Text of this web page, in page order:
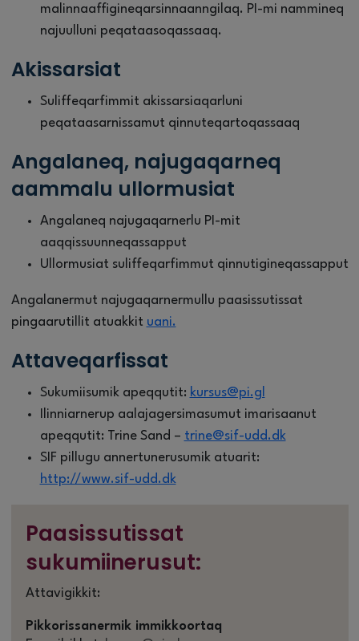
malinnaaffigineqarsinnaanngilaq. PI-mi nammineq
najuulluni peqataasoqassaaq.
Akissarsiat
Suliffeqarfimmit akissarsiaqarluni
peqataasarnissamut qinnuteqartoqassaaq
Angalaneq, najugaqarneq
aammalu ullormusiat
Angalaneq najugaqarnerlu PI-mit
aaqqissuunneqassapput
Ullormusiat suliffeqarfimmut qinnutigineqassapput
Angalanermut najugaqarnermullu paasissutissat
pingaarutillit atuakkit uani.
Attaveqarfissat
Sukumiisumik apeqqutit: kursus@pi.gl
Ilinniarnerup aalajagersimasumut imarisaanut
apeqqutit: Trine Sand – trine@sif-udd.dk
SIF pillugu annertunerusumik atuarit:
http://www.sif-udd.dk
Paasissutissat
sukumiinerusut:
Attavigikkit:
Pikkorissanermik immikkoortaq